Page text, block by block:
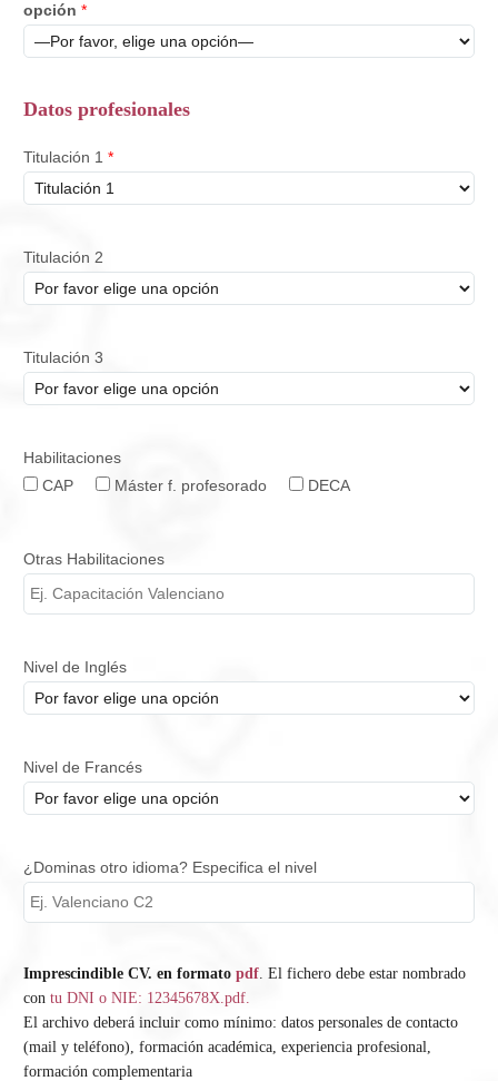
opción *
Datos profesionales
Titulación 1 *
Titulación 2
Titulación 3
Habilitaciones
CAP
Máster f. profesorado DECA
Otras Habilitaciones
Nivel de Inglés
Nivel de Francés
¿Dominas otro idioma? Especifica el nivel
Imprescindible CV. en formato pdf . El fichero debe estar nombrado
con tu DNI o NIE: 12345678X.pdf.
El archivo deberá incluir como mínimo: datos personales de contacto
(mail y teléfono), formación académica, experiencia profesional,
formación complementaria